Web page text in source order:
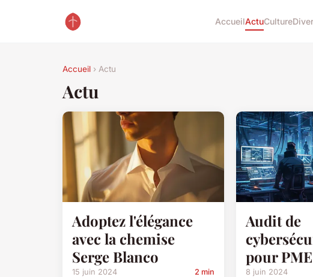
AccueilActuCulture
Accueil › Actu
Actu
Adoptez l'élégance
avec la chemise
Serge Blanco
15 juin 2024 2 min
Audit de
pour
8 juin 2024